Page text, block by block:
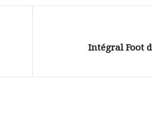
Intégral Foot